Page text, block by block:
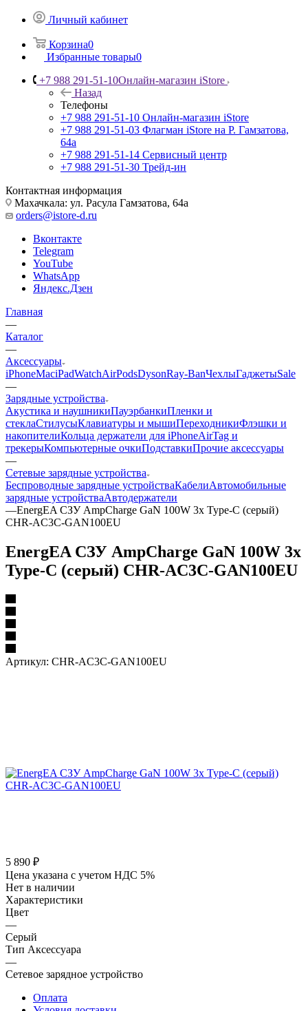
Личный кабинет
Корзина0
Избранные товары0
+7 988 291-51-10Онлайн-магазин iStore
Назад
Телефоны
+7 988 291-51-10 Онлайн-магазин iStore
+7 988 291-51-03 Флагман iStore на Р. Гамзатова,
64а
+7 988 291-51-14 Сервисный центр
+7 988 291-51-30 Трейд-ин
Контактная информация
Махачкала: ул. Расула Гамзатова, 64а
orders@istore-d.ru
Вконтакте
Telegram
YouTube
WhatsApp
Яндекс.Дзен
Главная
—
Каталог
—
Аксессуары
iPhoneMaciPadWatchAirPodsDysonRay-BanЧехлыГаджетыSale
—
Зарядные устройства
Акустика и наушникиПауэрбанкиПленки и
стеклаСтилусыКлавиатуры и мышиПереходникиФлэшки и
накопителиКольца держатели для iPhoneAirTag и
трекерыКомпьютерные очкиПодставкиПрочие аксессуары
—
Сетевые зарядные устройства
Беспроводные зарядные устройстваКабелиАвтомобильные
зарядные устройстваАвтодержатели
—EnergEA СЗУ AmpCharge GaN 100W 3x Type-C (серый)
CHR-AC3C-GAN100EU
EnergEA СЗУ AmpCharge GaN 100W 3x
Type-C (серый) CHR-AC3C-GAN100EU
Артикул: CHR-AC3C-GAN100EU
5 890 ₽
Цена указана с учетом НДС 5%
Нет в наличии
Характеристики
Цвет
—
Серый
Тип Аксессуара
—
Сетевое зарядное устройство
Оплата